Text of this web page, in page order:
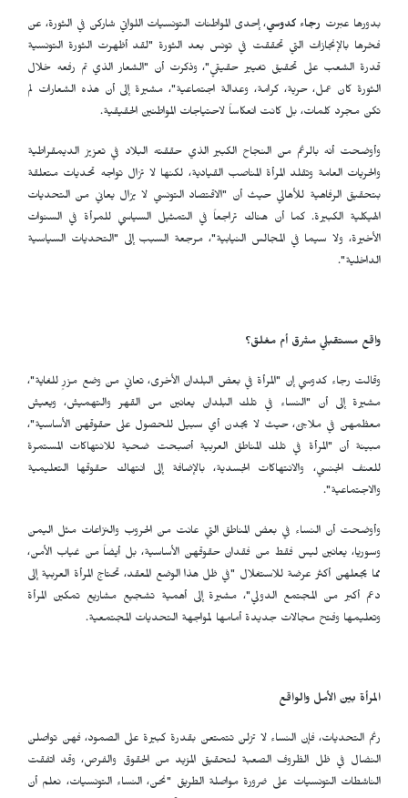
بدورها عبرت رجاء كدوسي، إحدى المواطنات التونسيات اللواتي شاركن في الثورة، عن
فخرها بالإنجازات التي تحققت في تونس بعد الثورة "لقد أظهرت الثورة التونسية
قدرة الشعب على تحقيق تغيير حقيقي"، وذكرت أن "الشعار الذي تم رفعه خلال
الثورة كان عمل، حرية، كرامة، وعدالة اجتماعية"، مشيرة إلى أن هذه الشعارات لم
تكن مجرد كلمات، بل كانت انعكاساً لاحتياجات المواطنين الحقيقية.
وأوضحت أنه بالرغم من النجاح الكبير الذي حققته البلاد في تعزيز الديمقراطية
والحريات العامة وتقلد المرأة المناصب القيادية، لكنها لا تزال تواجه تحديات متعلقة
بتحقيق الرفاهية للأهالي حيث أن "الاقتصاد التونسي لا يزال يعاني من التحديات
الهيكلية الكبيرة. كما أن هناك تراجعاً في التمثيل السياسي للمرأة في السنوات
الأخيرة، ولا سيما في المجالس النيابية"، مرجعة السبب إلى "التحديات السياسية
الداخلية".
واقع مستقبلي مشرق أم مغلق؟
وقالت رجاء كدوسي إن "المرأة في بعض البلدان الأخرى، تعاني من وضع مزرٍ للغاية"،
مشيرة إلى أن "النساء في تلك البلدان يعانين من القهر والتهميش، ويعيش
معظمهن في ملاجئ، حيث لا يجدن أي سبيل للحصول على حقوقهن الأساسية"،
مبينة أن "المرأة في تلك المناطق العربية أصبحت ضحية للانتهاكات المستمرة
للعنف الجنسي، والانتهاكات الجسدية، بالإضافة إلى انتهاك حقوقها التعليمية
والاجتماعية".
وأوضحت أن النساء في بعض المناطق التي عانت من الحروب والنزاعات مثل اليمن
وسوريا، يعانين ليس فقط من فقدان حقوقهن الأساسية، بل أيضاً من غياب الأمن،
مما يجعلهن أكثر عرضة للاستغلال "في ظل هذا الوضع المعقد، تحتاج المرأة العربية إلى
دعم أكبر من المجتمع الدولي"، مشيرة إلى أهمية تشجيع مشاريع تمكين المرأة
وتعليمها وفتح مجالات جديدة أمامها لمواجهة التحديات المجتمعية.
المرأة بين الأمل والواقع
رغم التحديات، فإن النساء لا تزلن تتمتعن بقدرة كبيرة على الصمود، فهن تواصلن
النضال في ظل الظروف الصعبة لتحقيق المزيد من الحقوق والفرص، وقد اتفقت
الناشطات التونسيات على ضرورة مواصلة الطريق "نحن، النساء التونسيات، نعلم أن